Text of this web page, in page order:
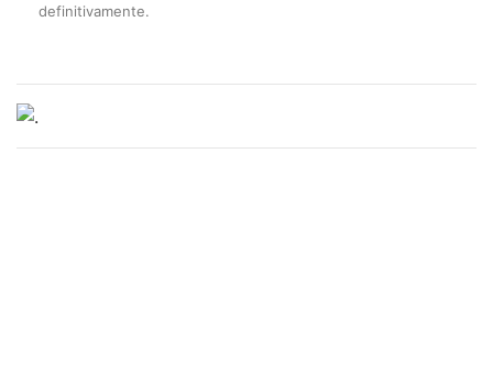
definitivamente.